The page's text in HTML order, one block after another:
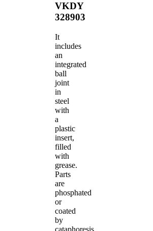
VKDY
328903
It
includes
an
integrated
ball
joint
in
steel
with
a
plastic
insert,
filled
with
grease.
Parts
are
phosphated
or
coated
by
cataphoresis